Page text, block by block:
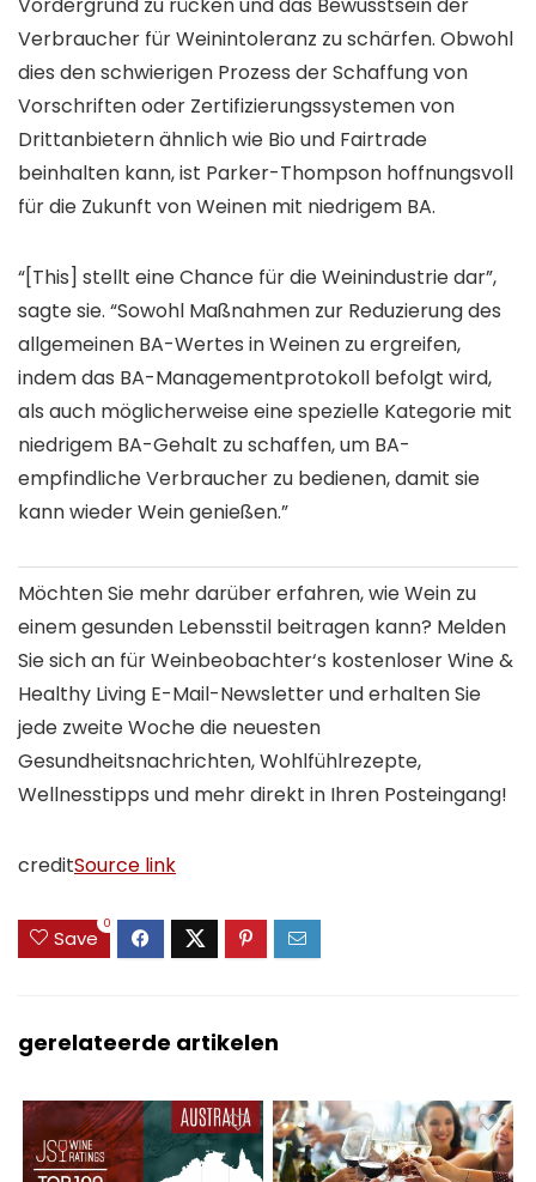
Verbraucher für Weinintoleranz zu schärfen. Obwohl
dies den schwierigen Prozess der Schaffung von
Vorschriften oder Zertifizierungssystemen von
Drittanbietern ähnlich wie Bio und Fairtrade
beinhalten kann, ist Parker-Thompson hoffnungsvoll
für die Zukunft von Weinen mit niedrigem BA.
“[This] stellt eine Chance für die Weinindustrie dar”,
sagte sie. “Sowohl Maßnahmen zur Reduzierung des
allgemeinen BA-Wertes in Weinen zu ergreifen,
indem das BA-Managementprotokoll befolgt wird,
als auch möglicherweise eine spezielle Kategorie mit
niedrigem BA-Gehalt zu schaffen, um BA-
empfindliche Verbraucher zu bedienen, damit sie
kann wieder Wein genießen.”
Möchten Sie mehr darüber erfahren, wie Wein zu
einem gesunden Lebensstil beitragen kann? Melden
Sie sich an fürWeinbeobachter‘s kostenloser Wine &
Healthy Living E-Mail-Newsletter und erhalten Sie
jede zweite Woche die neuesten
Gesundheitsnachrichten, Wohlfühlrezepte,
Wellnesstipps und mehr direkt in Ihren Posteingang!
creditSource link
Save
0
gerelateerde artikelen